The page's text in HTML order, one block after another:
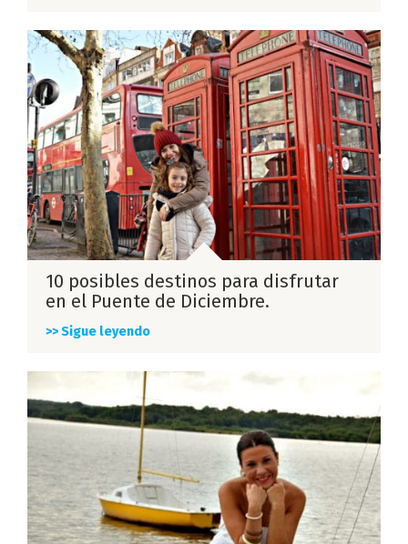
10 posibles destinos para disfrutar
en el Puente de Diciembre.
>> Sigue leyendo